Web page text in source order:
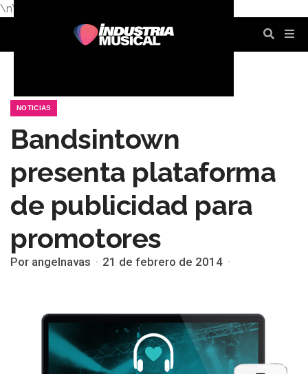
\n\n
NOTICIAS
Bandsintown
presenta plataforma
de publicidad para
promotores
Por angelnavas 21 de febrero de 2014